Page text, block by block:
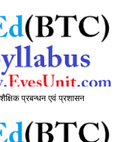
प्रबन्धन एवं प्रशासन